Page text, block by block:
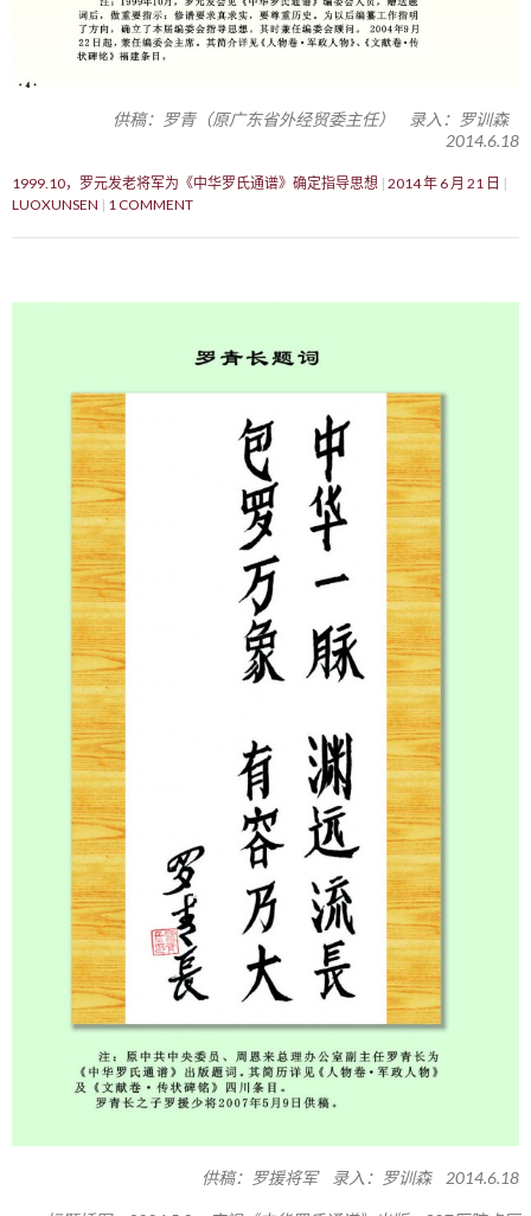
供稿：罗青（原广东省外经贸委主任） 录入：罗训森
2014.6.18
1999.10，罗元发老将军为《中华罗氏通谱》确定指导思想 2014 年 6 月 21 日
LUOXUNSEN
1 COMMENT
供稿：罗援将军 录入：罗训森 2014.6.18